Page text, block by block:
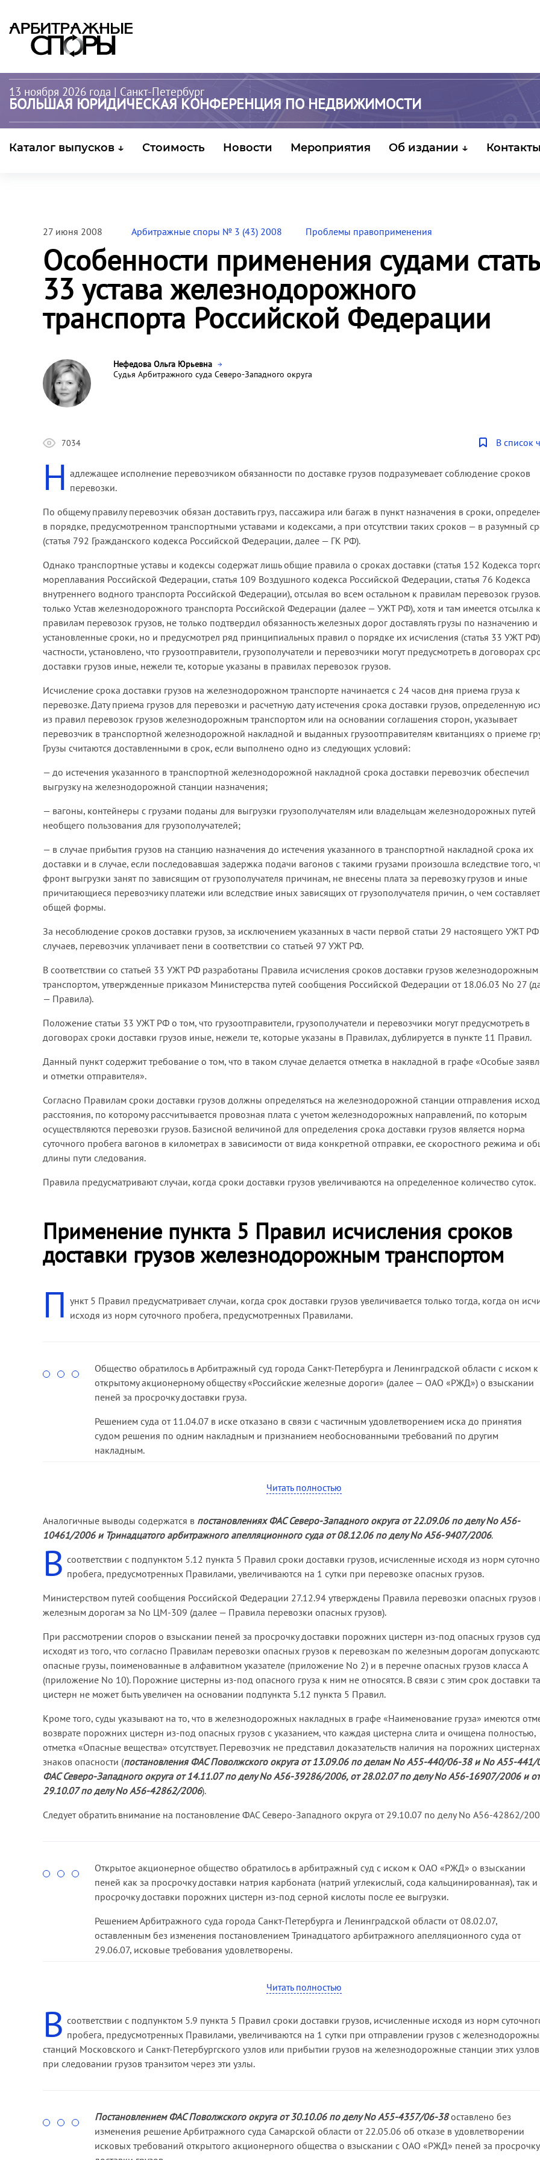
13 ноября 2026 года | Санкт-Петербург
БОЛЬШАЯ ЮРИДИЧЕСКАЯ КОНФЕРЕНЦИЯ ПО НЕДВИЖИМОСТИ
Каталог выпусков ↓ Стоимость Новости Мероприятия Об издании ↓ Контакты
27 июня 2008 Арбитражные споры № 3 (43) 2008 Проблемы правоприменения
Особенности применения судами
33 устава железнодорожного
транспорта Российской Федерации
Нефедова Ольга Юрьевна
Судья Арбитражного суда Северо-Западного округа
7034 В список
Н адлежащее исполнение перевозчиком обязанности по доставке грузов подразумевает соблюдение сроков
перевозки.
По общему правилу перевозчик обязан доставить груз, пассажира или багаж в пункт назначения в сроки,
в порядке, предусмотренном транспортными уставами и кодексами, а при отсутствии таких сроков — в разумный
(статья 792 Гражданского кодекса Российской Федерации, далее — ГК РФ).
Однако транспортные уставы и кодексы содержат лишь общие правила о сроках доставки (статья 152 Кодекса
мореплавания Российской Федерации, статья 109 Воздушного кодекса Российской Федерации, статья 76 Кодекса
внутреннего водного транспорта Российской Федерации), отсылая во всем остальном к правилам перевозок
только Устав железнодорожного транспорта Российской Федерации (далее — УЖТ РФ), хотя и там имеется отсылка к
правилам перевозок грузов, не только подтвердил обязанность железных дорог доставлять грузы по назначению и
установленные сроки, но и предусмотрел ряд принципиальных правил о порядке их исчисления (статья 33 УЖТ
частности, установлено, что грузоотправители, грузополучатели и перевозчики могут предусмотреть в договорах
доставки грузов иные, нежели те, которые указаны в правилах перевозок грузов.
Исчисление срока доставки грузов на железнодорожном транспорте начинается с 24 часов дня приема груза к
перевозке. Дату приема грузов для перевозки и расчетную дату истечения срока доставки грузов, определенную
из правил перевозок грузов железнодорожным транспортом или на основании соглашения сторон, указывает
перевозчик в транспортной железнодорожной накладной и выданных грузоотправителям квитанциях о приеме
Грузы считаются доставленными в срок, если выполнено одно из следующих условий:
— до истечения указанного в транспортной железнодорожной накладной срока доставки перевозчик обеспечил
выгрузку на железнодорожной станции назначения;
— вагоны, контейнеры с грузами поданы для выгрузки грузополучателям или владельцам железнодорожных путей
необщего пользования для грузополучателей;
— в случае прибытия грузов на станцию назначения до истечения указанного в транспортной накладной срока их
доставки и в случае, если последовавшая задержка подачи вагонов с такими грузами произошла вследствие того,
фронт выгрузки занят по зависящим от грузополучателя причинам, не внесены плата за перевозку грузов и иные
причитающиеся перевозчику платежи или вследствие иных зависящих от грузополучателя причин, о чем
общей формы.
За несоблюдение сроков доставки грузов, за исключением указанных в части первой статьи 29 настоящего УЖТ РФ
случаев, перевозчик уплачивает пени в соответствии со статьей 97 УЖТ РФ.
В соответствии со статьей 33 УЖТ РФ разработаны Правила исчисления сроков доставки грузов железнодорожным
транспортом, утвержденные приказом Министерства путей сообщения Российской Федерации от 18.06.03 No 27
— Правила).
Положение статьи 33 УЖТ РФ о том, что грузоотправители, грузополучатели и перевозчики могут предусмотреть в
договорах сроки доставки грузов иные, нежели те, которые указаны в Правилах, дублируется в пункте 11 Правил.
Данный пункт содержит требование о том, что в таком случае делается отметка в накладной в графе «Особые
и отметки отправителя».
Согласно Правилам сроки доставки грузов должны определяться на железнодорожной станции отправления
расстояния, по которому рассчитывается провозная плата с учетом железнодорожных направлений, по которым
осуществляются перевозки грузов. Базисной величиной для определения срока доставки грузов является норма
суточного пробега вагонов в километрах в зависимости от вида конкретной отправки, ее скоростного режима и
длины пути следования.
Правила предусматривают случаи, когда сроки доставки грузов увеличиваются на определенное количество суток.
Применение пункта 5 Правил исчисления сроков
доставки грузов железнодорожным транспортом
П ункт 5 Правил предусматривает случаи, когда срок доставки грузов увеличивается только тогда, когда он
исходя из норм суточного пробега, предусмотренных Правилами.
Общество обратилось в Арбитражный суд города Санкт-Петербурга и Ленинградской области с иском к
открытому акционерному обществу «Российские железные дороги» (далее — ОАО «РЖД») о взыскании
пеней за просрочку доставки груза.
Решением суда от 11.04.07 в иске отказано в связи с частичным удовлетворением иска до принятия
судом решения по одним накладным и признанием необоснованными требований по другим
накладным.
грузов на основании подпункта 5.9 пункта 5 Правил. Суд пришел к выводу, что нормативный срок
Постановлением Федерального арбитражного суда (далее — ФАС) Северо-Западного округа от 07.08.07
решение от 11.04.07 изменено, иск частично удовлетворен.
Кассационная инстанция пришла к выводу о том, что в данном случае не подлежит применению
подпункт 5.9 пункта 5 Правил, поскольку срок доставки грузов согласован сторонами в накладной. При
этом кассационная инстанция сослалась на положения статей 25, 33 УЖТ РФ и статью 785 ГК РФ
(постановление ФАС Северо-Западного округа от 07.08.07 по делу No А56-51388/2006
Читать полностью
Аналогичные выводы содержатся в постановлениях ФАС Северо-Западного округа от 22.09.06 по делу No А56-
10461/2006 и Тринадцатого арбитражного апелляционного суда от 08.12.06 по делу No А56-9407/2006.
В соответствии с подпунктом 5.12 пункта 5 Правил сроки доставки грузов, исчисленные исходя из норм
пробега, предусмотренных Правилами, увеличиваются на 1 сутки при перевозке опасных грузов.
Министерством путей сообщения Российской Федерации 27.12.94 утверждены Правила перевозки опасных грузов
железным дорогам за No ЦМ-309 (далее — Правила перевозки опасных грузов).
При рассмотрении споров о взыскании пеней за просрочку доставки порожних цистерн из-под опасных грузов
исходят из того, что согласно Правилам перевозки опасных грузов к перевозкам по железным дорогам
опасные грузы, поименованные в алфавитном указателе (приложение No 2) и в перечне опасных грузов класса А
(приложение No 10). Порожние цистерны из-под опасного груза к ним не относятся. В связи с этим срок доставки
цистерн не может быть увеличен на основании подпункта 5.12 пункта 5 Правил.
Кроме того, суды указывают на то, что в железнодорожных накладных в графе «Наименование груза» имеются
возврате порожних цистерн из-под опасных грузов с указанием, что каждая цистерна слита и очищена полностью,
отметка «Опасные вещества» отсутствует. Перевозчик не представил доказательств наличия на порожних цистернах
знаков опасности (постановления ФАС Поволжского округа от 13.09.06 по делам No А55-440/06-38 и No А55-441/
ФАС Северо-Западного округа от 14.11.07 по делу No А56-39286/2006, от 28.02.07 по делу No А56-16907/2006 и от
29.10.07 по делу No А56-42862/2006).
Следует обратить внимание на постановление ФАС Северо-Западного округа от 29.10.07 по делу No А56-42862/
Открытое акционерное общество обратилось в арбитражный суд с иском к ОАО «РЖД» о взыскании
пеней как за просрочку доставки натрия карбоната (натрий углекислый, сода кальцинированная), так и
просрочку доставки порожних цистерн из-под серной кислоты после ее выгрузки.
Решением Арбитражного суда города Санкт-Петербурга и Ленинградской области от 08.02.07,
оставленным без изменения постановлением Тринадцатого арбитражного апелляционного суда от
29.06.07, исковые требования удовлетворены.
сроков доставки порожних цистерн из-под серной кислоты, поскольку названные цистерны в
Вместе с тем следует отметить, что кассационная инстанция не согласилась с судебными актами в части
взыскания пеней за просрочку доставки натрия карбоната (натрий углекислый, сода
Суды первой и апелляционной инстанций пришли к выводу, что натрий карбонат (натрий углекислый,
внутригосударственным перевозкам.
Кассационная инстанция указала, что судами не были приняты во внимание положения приложения No
Читать полностью
В соответствии с подпунктом 5.9 пункта 5 Правил сроки доставки грузов, исчисленные исходя из норм
пробега, предусмотренных Правилами, увеличиваются на 1 сутки при отправлении грузов с
станций Московского и Санкт-Петербургского узлов или прибытии грузов на железнодорожные станции этих
при следовании грузов транзитом через эти узлы.
Постановлением ФАС Поволжского округа от 30.10.06 по делу No А55-4357/06-38оставлено без
изменения решение Арбитражного суда Самарской области от 22.05.06 об отказе в удовлетворении
исковых требований открытого акционерного общества о взыскании с ОАО «РЖД» пеней за просрочку